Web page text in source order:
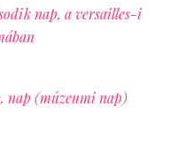
nap, a versailles-i
nap (múzeumi nap)